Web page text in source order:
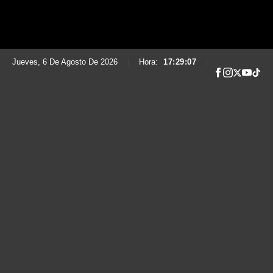
Jueves, 6 De Agosto De 2026 Hora: 17:29:08